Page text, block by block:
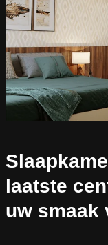
laatste
uw smaak